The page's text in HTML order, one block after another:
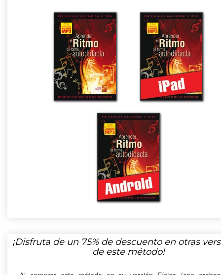
¡Disfruta de un 75%de descuento en otras
de este método!